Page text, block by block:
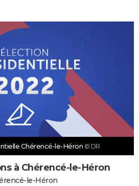
Chérencé-le-Héron © DR
à Chérencé-le-Héron
le-Héron